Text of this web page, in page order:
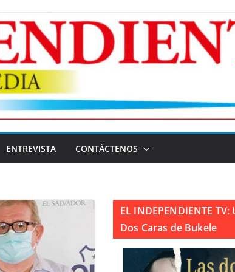
ENTREVISTA CONTÁCTENOS
EL INDEPENDIENTE
Dos Caras de Bukele